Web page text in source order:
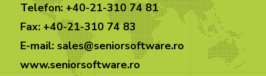
Telefon: +40-21-310 74 81
Fax: +40-21-310 74 83
E-mail: sales@seniorsoftware.ro
www.seniorsoftware.ro